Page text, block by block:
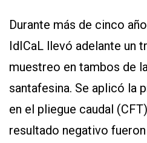
Durante más de cinco
IdICaL llevó adelante un
muestreo en tambos de
santafesina. Se aplicó la
en el pliegue caudal
resultado negativo